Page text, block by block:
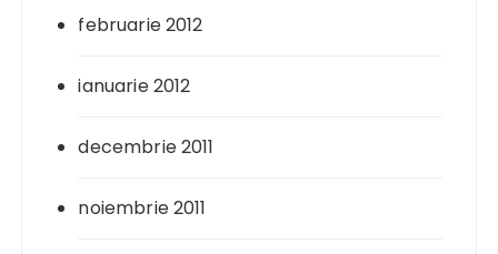
februarie 2012
ianuarie 2012
decembrie 2011
noiembrie 2011